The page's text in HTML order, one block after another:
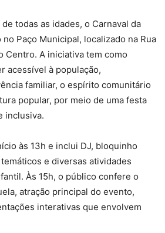
todas as idades, o Carnaval da
Paço Municipal, localizado na Rua
Centro. A iniciativa tem como
acessível à população,
familiar, o espírito comunitário
popular, por meio de uma festa
inclusiva.
às 13h e inclui DJ, bloquinho
e diversas atividades
Às 15h, o público confere o
atração principal do evento,
interativas que envolvem